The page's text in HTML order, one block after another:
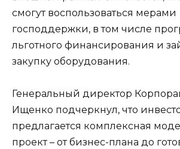
смогут воспользоваться мерами
господдержки, в том числе
льготного финансирования и
закупку оборудования.
Генеральный директор
Ищенко подчеркнул, что
предлагается комплексная
проект – от бизнес-плана до